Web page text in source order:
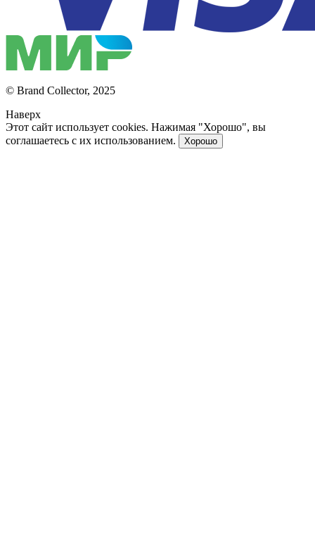
© Brand Collector, 2025
Наверх
Этот сайт использует cookies. Нажимая "Хорошо", вы
соглашаетесь с их использованием.
Хорошо